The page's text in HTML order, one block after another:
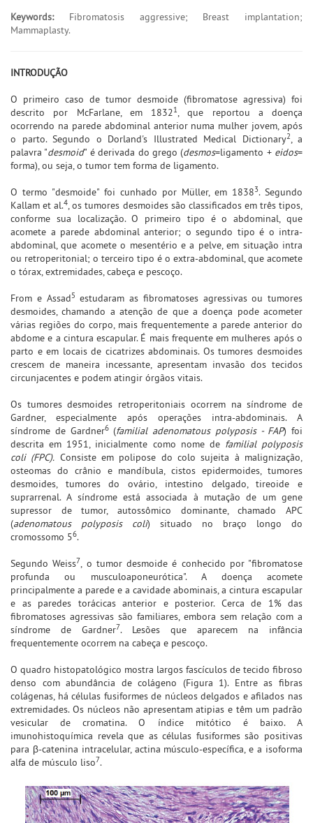
Keywords:Fibromatosis aggressive; Breast implantation;
Mammaplasty.
INTRODUÇÃO
O primeiro caso de tumor desmoide (fibromatose agressiva) foi
descrito por McFarlane, em 18321, que reportou a doença
ocorrendo na parede abdominal anterior numa mulher jovem, após
o parto. Segundo o Dorland's Illustrated Medical Dictionary2, a
palavra "desmoid" é derivada do grego (desmos=ligamento + eidos=
forma), ou seja, o tumor tem forma de ligamento.
O termo "desmoide" foi cunhado por Müller, em 18383. Segundo
Kallam et al.4, os tumores desmoides são classificados em três tipos,
conforme sua localização. O primeiro tipo é o abdominal, que
acomete a parede abdominal anterior; o segundo tipo é o intra-
abdominal, que acomete o mesentério e a pelve, em situação intra
ou retroperitonial; o terceiro tipo é o extra-abdominal, que acomete
o tórax, extremidades, cabeça e pescoço.
From e Assad5 estudaram as fibromatoses agressivas ou tumores
desmoides, chamando a atenção de que a doença pode acometer
várias regiões do corpo, mais frequentemente a parede anterior do
abdome e a cintura escapular. É mais frequente em mulheres após o
parto e em locais de cicatrizes abdominais. Os tumores desmoides
crescem de maneira incessante, apresentam invasão dos tecidos
circunjacentes e podem atingir órgãos vitais.
Os tumores desmoides retroperitoniais ocorrem na síndrome de
Gardner, especialmente após operações intra-abdominais. A
síndrome de Gardner6(familial adenomatous polyposis - FAP) foi
descrita em 1951, inicialmente como nome de familial polyposis
coli (FPC). Consiste em polipose do colo sujeita à malignização,
osteomas do crânio e mandíbula, cistos epidermoides, tumores
desmoides, tumores do ovário, intestino delgado, tireoide e
suprarrenal. A síndrome está associada à mutação de um gene
supressor de tumor, autossômico dominante, chamado APC
(adenomatous polyposis coli) situado no braço longo do
cromossomo 56.
Segundo Weiss7, o tumor desmoide é conhecido por "fibromatose
profunda ou musculoaponeurótica". A doença acomete
principalmente a parede e a cavidade abominais, a cintura escapular
e as paredes torácicas anterior e posterior. Cerca de 1% das
fibromatoses agressivas são familiares, embora sem relação com a
síndrome de Gardner7. Lesões que aparecem na infância
frequentemente ocorrem na cabeça e pescoço.
O quadro histopatológico mostra largos fascículos de tecido fibroso
denso com abundância de colágeno (Figura 1). Entre as fibras
colágenas, há células fusiformes de núcleos delgados e afilados nas
extremidades. Os núcleos não apresentam atipias e têm um padrão
vesicular de cromatina. O índice mitótico é baixo. A
imunohistoquímica revela que as células fusiformes são positivas
para β-catenina intracelular, actina músculo-específica, e a isoforma
alfa de músculo liso7.